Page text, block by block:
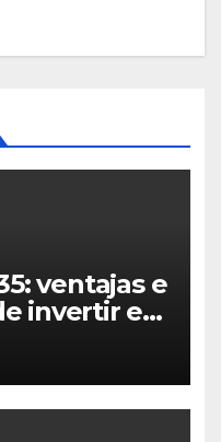
ventajas e
invertir en